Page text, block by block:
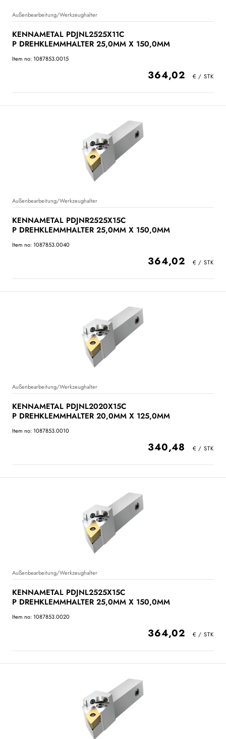
Außenbearbeitung/Werkzeughalter
KENNAMETAL PDJNL2525X11C
P DREHKLEMMHALTER 25,0MM X 150,0MM
Item no: 1087853.0015
364,02
Außenbearbeitung/Werkzeughalter
KENNAMETAL PDJNR2525X15C
P DREHKLEMMHALTER 25,0MM X 150,0MM
Item no: 1087853.0040
364,02
Außenbearbeitung/Werkzeughalter
KENNAMETAL PDJNL2020X15C
P DREHKLEMMHALTER 20,0MM X 125,0MM
Item no: 1087853.0010
340,48
Außenbearbeitung/Werkzeughalter
KENNAMETAL PDJNL2525X15C
P DREHKLEMMHALTER 25,0MM X 150,0MM
Item no: 1087853.0020
364,02